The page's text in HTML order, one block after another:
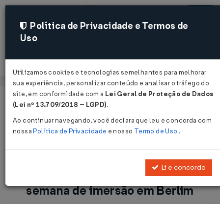
Acessar
Página Inicial
Notícias
Berlim...
Voltar
Governo seleciona startups para
semana de imersão em Berlim
Política de Privacidade e Termos de
Uso
Utilizamos cookies e tecnologias semelhantes para melhorar
sua experiência, personalizar conteúdo e analisar o tráfego do
site, em conformidade com a Lei Geral de Proteção de Dados
(Lei nº 13.709/2018 – LGPD).
Ao continuar navegando, você declara que leu e concorda com
nossaPolítica de Privacidade e nosso Termo de Uso .
Li e concordo